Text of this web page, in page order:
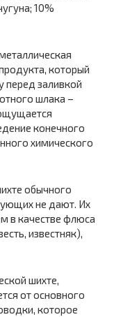
10%
который
перед заливкой
шлака –
конечного
химического
обычного
не дают. Их
в качестве флюса
известняк),
шихте,
от основного
которое